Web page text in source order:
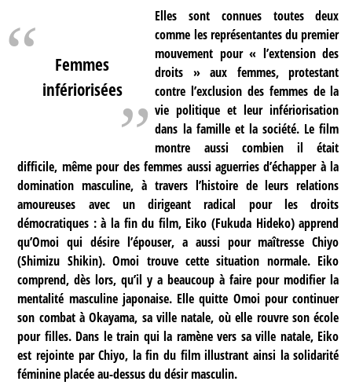
Femmes
infériorisées
Elles sont connues toutes deux
comme les représentantes du premier
mouvement pour « l’extension des
droits » aux femmes, protestant
contre l’exclusion des femmes de la
vie politique et leur infériorisation
dans la famille et la société. Le film
montre aussi combien il était
difficile, même pour des femmes aussi aguerries d’échapper à la
domination masculine, à travers l’histoire de leurs relations
amoureuses avec un dirigeant radical pour les droits
démocratiques : à la fin du film, Eiko (Fukuda Hideko) apprend
qu’Omoi qui désire l’épouser, a aussi pour maîtresse Chiyo
(Shimizu Shikin). Omoi trouve cette situation normale. Eiko
comprend, dès lors, qu’il y a beaucoup à faire pour modifier la
mentalité masculine japonaise. Elle quitte Omoi pour continuer
son combat à Okayama, sa ville natale, où elle rouvre son école
pour filles. Dans le train qui la ramène vers sa ville natale, Eiko
est rejointe par Chiyo, la fin du film illustrant ainsi la solidarité
féminine placée au-dessus du désir masculin.